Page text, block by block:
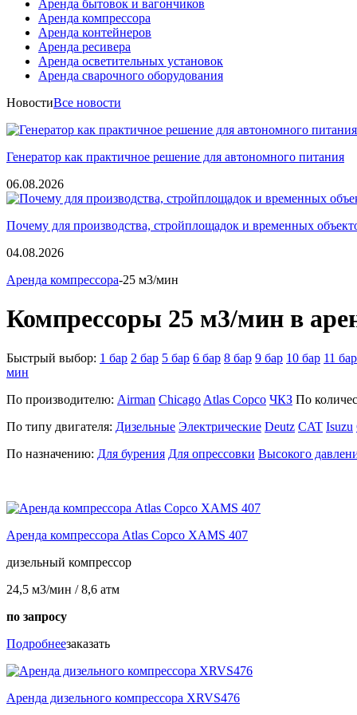
Аренда бытовок и вагончиков
Аренда компрессора
Аренда контейнеров
Аренда ресивера
Аренда осветительных установок
Аренда сварочного оборудования
НовостиВсе новости
Генератор как практичное решение для автономного питания
06.08.2026
Почему для производства, стройплощадок и временных
04.08.2026
Аренда компрессора-25 м3/мин
Компрессоры 25 м3/мин в
Быстрый выбор: 1 бар 2 бар 5 бар 6 бар 8 бар 9 бар 10 бар 11 бар
мин
По производителю: Airman Chicago Atlas Copco ЧКЗ По
По типу двигателя: Дизельные Электрические Deutz CAT Isuzu
По назначению: Для бурения Для опрессовки Высокого
Аренда компрессора Atlas Copco XAMS 407
дизельный компрессор
24,5 м3/мин / 8,6 атм
по запросу
Подробнеезаказать
Аренда дизельного компрессора XRVS476